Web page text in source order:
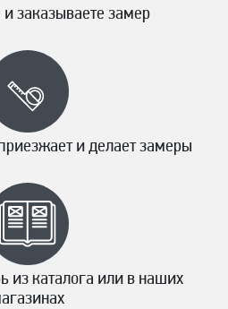
и заказываете замер
и делает замеры
из каталога или в наших